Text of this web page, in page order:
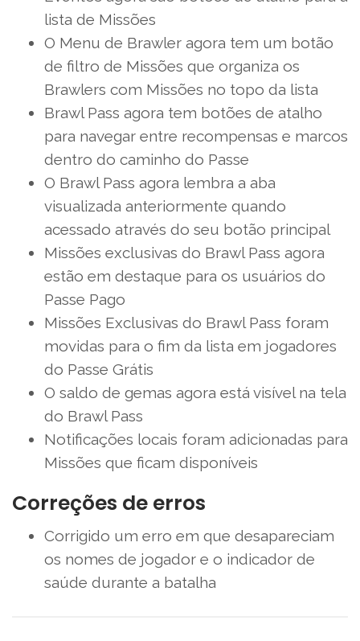
lista de Missões
O Menu de Brawler agora tem um botão
de filtro de Missões que organiza os
Brawlers com Missões no topo da lista
Brawl Pass agora tem botões de atalho
para navegar entre recompensas e marcos
dentro do caminho do Passe
O Brawl Pass agora lembra a aba
visualizada anteriormente quando
acessado através do seu botão principal
Missões exclusivas do Brawl Pass agora
estão em destaque para os usuários do
Passe Pago
Missões Exclusivas do Brawl Pass foram
movidas para o fim da lista em jogadores
do Passe Grátis
O saldo de gemas agora está visível na tela
do Brawl Pass
Notificações locais foram adicionadas para
Missões que ficam disponíveis
Correções de erros
Corrigido um erro em que desapareciam
os nomes de jogador e o indicador de
saúde durante a batalha